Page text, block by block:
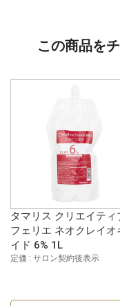
この商品を
タマリス クリエイティ
フェリエ ネオクレイオ
イド 6% 1L
定価 : サロン契約後表示